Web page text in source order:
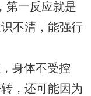
第一反应就是
不清，能强行
身体不受控
，还可能因为